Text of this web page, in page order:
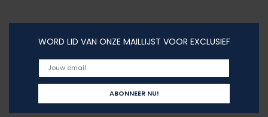
WORD LID VAN ONZE MAILLIJST VOOR EXCLUSIEF